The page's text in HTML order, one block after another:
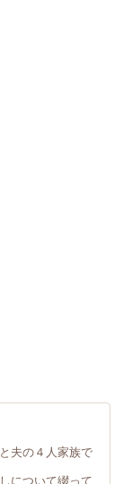
夫の４人家族で
について綴って